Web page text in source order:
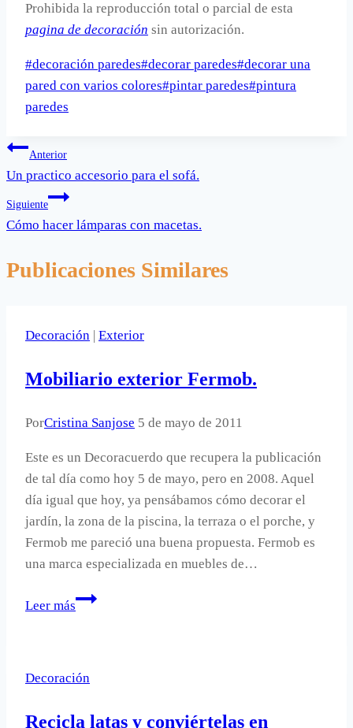
Prohibida la reproducción total o parcial de esta
pagina de decoración sin autorización.
Etiquetas
de
la
#decoración paredes#decorar paredes#decorar una
pared con varios colores#pintar paredes#pintura
paredes
Navegación
de
entradas
Anterior
Un practico accesorio para el sofá.
Siguiente
Cómo hacer lámparas con macetas.
Publicaciones Similares
Decoración | Exterior
Mobiliario exterior Fermob.
PorCristina Sanjose 5 de mayo de 2011
Este es un Decoracuerdo que recupera la publicación
de tal día como hoy 5 de mayo, pero en 2008. Aquel
día igual que hoy, ya pensábamos cómo decorar el
jardín, la zona de la piscina, la terraza o el porche, y
Fermob me pareció una buena propuesta. Fermob es
una marca especializada en muebles de…
Leer más
Mobiliario
Decoración
Recicla latas y conviértelas en